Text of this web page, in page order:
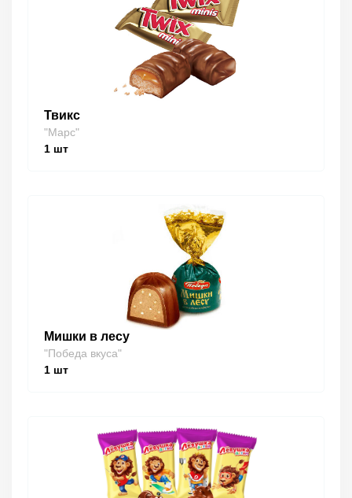
Твикс
"Марс"
1 шт
Мишки в лесу
"Победа вкуса"
1 шт